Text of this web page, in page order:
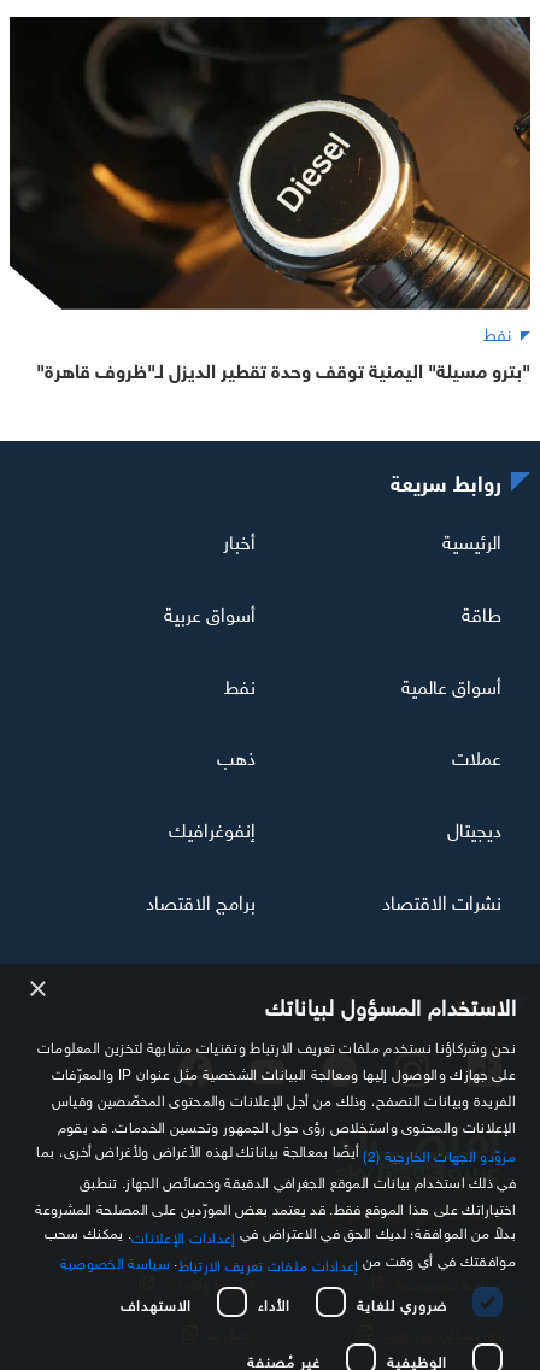
نفط
"بترو مسيلة" اليمنية توقف وحدة تقطير الديزل لـ"ظروف قاهرة"
تابعنا
مصدرك الموثوق للمعلومة الاقتصادية
روابط سريعة
الرئيسية أخبار
طاقة أسواق عربية
أسواق عالمية نفط
عملات ذهب
ديجيتال إنفوغرافيك
نشرات الاقتصاد برامج الاقتصاد
سياسة الخصوصية الشروط والأحكام
× الاستخدام المسؤول لبياناتك
نحن وشركاؤنا نستخدم ملفات تعريف الارتباط وتقنيات مشابهة لتخزين المعلومات
على جهازك والوصول إليها ومعالجة البيانات الشخصية مثل عنوان IP والمعرّفات
الفريدة وبيانات التصفح، وذلك من أجل الإعلانات والمحتوى المخصّصين وقياس
الإعلانات والمحتوى واستخلاص رؤى حول الجمهور وتحسين الخدمات. قد يقوم
مزوّدو الجهات الخارجية (2)
أيضًا بمعالجة بياناتك لهذه الأغراض ولأغراض أخرى، بما
في ذلك استخدام بيانات الموقع الجغرافي الدقيقة وخصائص الجهاز. تنطبق
اختياراتك على هذا الموقع فقط. قد يعتمد بعض المورّدين على المصلحة المشروعة
بدلاً من الموافقة؛ لديك الحق في الاعتراض في إعدادات الإعلانات . يمكنك سحب
موافقتك في أي وقت من إعدادات ملفات تعريف الارتباط سياسة الخصوصية
ضروري للغاية
الأداء الاستهداف
الوظيفية غير مُصنفة